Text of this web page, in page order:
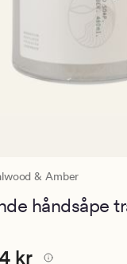
& Amber
håndsåpe
pris
kr